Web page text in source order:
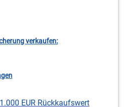
verkaufen:
EUR Rückkaufswert